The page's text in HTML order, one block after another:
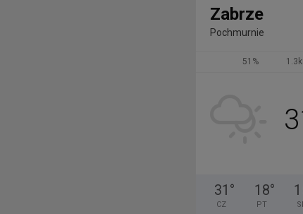
Zabrze
Pochmurnie
51%
31 °
CZ
18°
PT